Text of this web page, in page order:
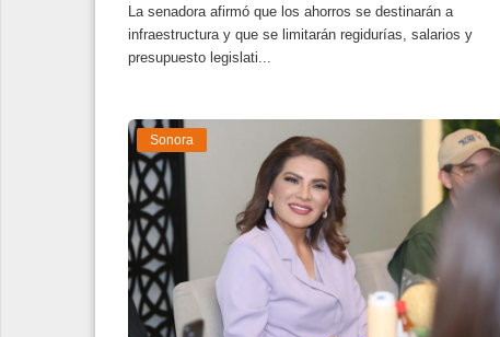
La senadora afirmó que los ahorros se destinarán a
infraestructura y que se limitarán regidurías, salarios y
presupuesto legislati...
Sonora